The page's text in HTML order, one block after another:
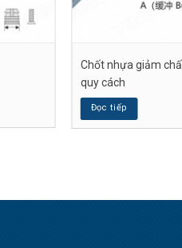
Chốt nhựa giảm
quy cách
Đọc tiếp